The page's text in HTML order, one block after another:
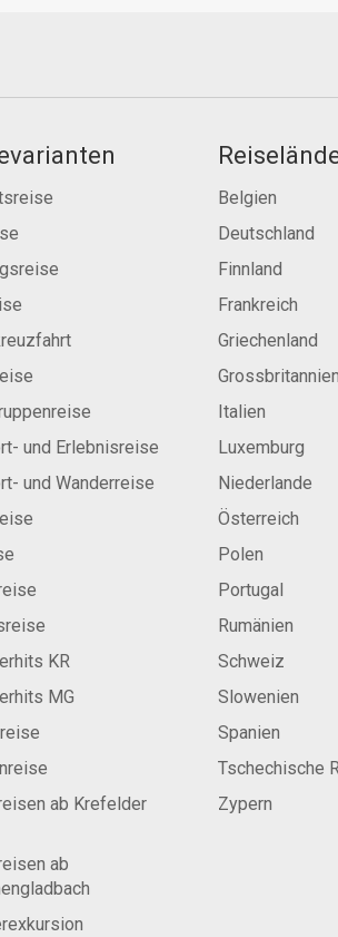
und Erlebnisreise
und Wanderreise
KR
MG
ab Krefelder
ab
Belgien
Deutschland
Finnland
Frankreich
Griechenland
Grossbritannien
Italien
Luxemburg
Niederlande
Österreich
Polen
Portugal
Rumänien
Schweiz
Slowenien
Spanien
Tschechische
Zypern